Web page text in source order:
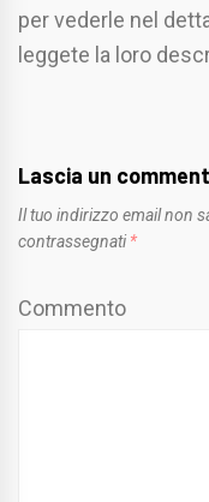
per vederle nel
leggete la loro
Lascia un
Il tuo indirizzo email non
contrassegnati *
Commento